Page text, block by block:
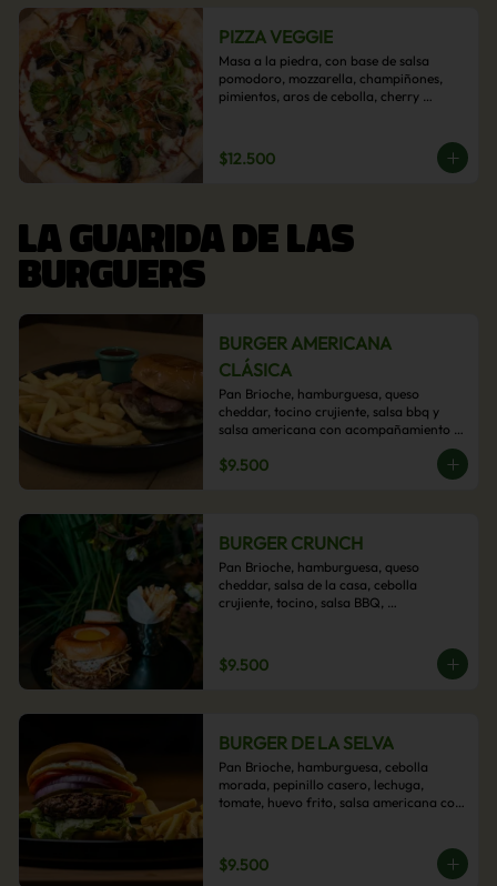
PIZZA VEGGIE
Masa a la piedra, con base de salsa
pomodoro, mozzarella, champiñones,
pimientos, aros de cebolla, cherry
$12.500
LA GUARIDA DE LAS
BURGUERS
BURGER AMERICANA
CLÁSICA
Pan Brioche, hamburguesa, queso
cheddar, tocino crujiente, salsa bbq y
salsa americana con acompañamiento
$9.500
BURGER CRUNCH
Pan Brioche, hamburguesa, queso
cheddar, salsa de la casa, cebolla
crujiente, tocino, salsa BBQ,
$9.500
BURGER DE LA SELVA
Pan Brioche, hamburguesa, cebolla
morada, pepinillo casero, lechuga,
tomate, huevo frito, salsa americana con
$9.500